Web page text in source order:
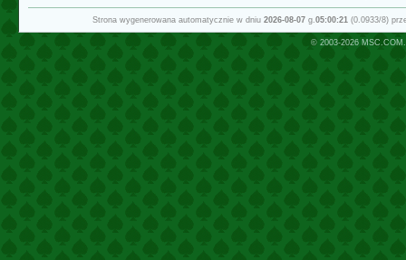
Strona wygenerowana automatycznie w dniu 2026-08-07g.05:00:21(0.0933/8)
© 2003-2026